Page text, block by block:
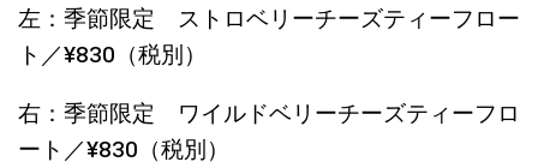
左：季節限定 ストロベリーチーズティーフロー
ト／¥830（税別）
右：季節限定 ワイルドベリーチーズティーフロ
ート／¥830（税別）